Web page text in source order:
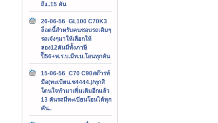
ถึง..15 คัน
26-06-56_GL100 C70K3
ล็อตนี้สำหรับคนชอบรถเดิมๆ
รถเจ๋งๆมาให้เลือกให้
ลอง12คันมีทั้งภาษี
ปีี56+พ.ร.บ.มีท.บ.โอนทุกคัน
15-06-56_C70 C90สต๊ารท์
มือ(ทะเบียน.ช4444.)/ทุกสี
โดนใจทำมาเพิ่มเติมอีกแล้ว
13 คันรถมีทะเบียนโอนได้ทุก
คัน..